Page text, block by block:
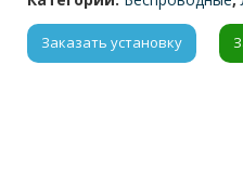
Заказать установку